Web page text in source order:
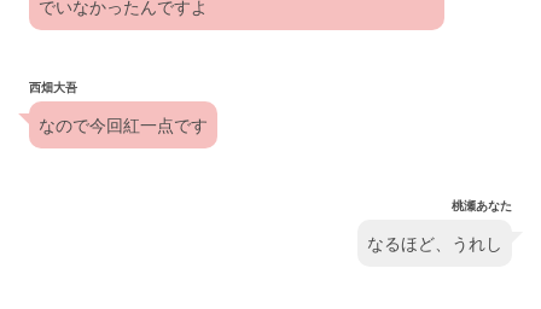
でいなかったんですよ
西畑大吾
なので今回紅一点です
桃瀬あなた
なるほど、うれし